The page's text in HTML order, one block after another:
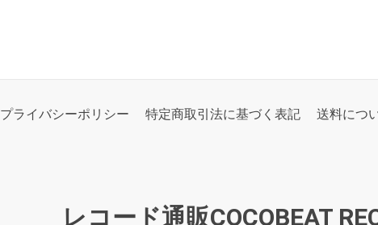
プライバシーポリシー 特定商取引法に基づく表記 送料につ
レコード通販COCOBEAT